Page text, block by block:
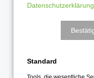
auf Göttinger
Weiterlesen
Datenschutzerklärung
Standard